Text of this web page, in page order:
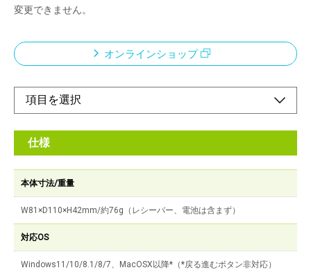
変更できません。
オンラインショップ
仕様
本体寸法/重量
W81×D110×H42mm/約76g（レシーバー、電池は含まず）
対応OS
Windows11/10/8.1/8/7、MacOSX以降*（*戻る進むボタン非対応）